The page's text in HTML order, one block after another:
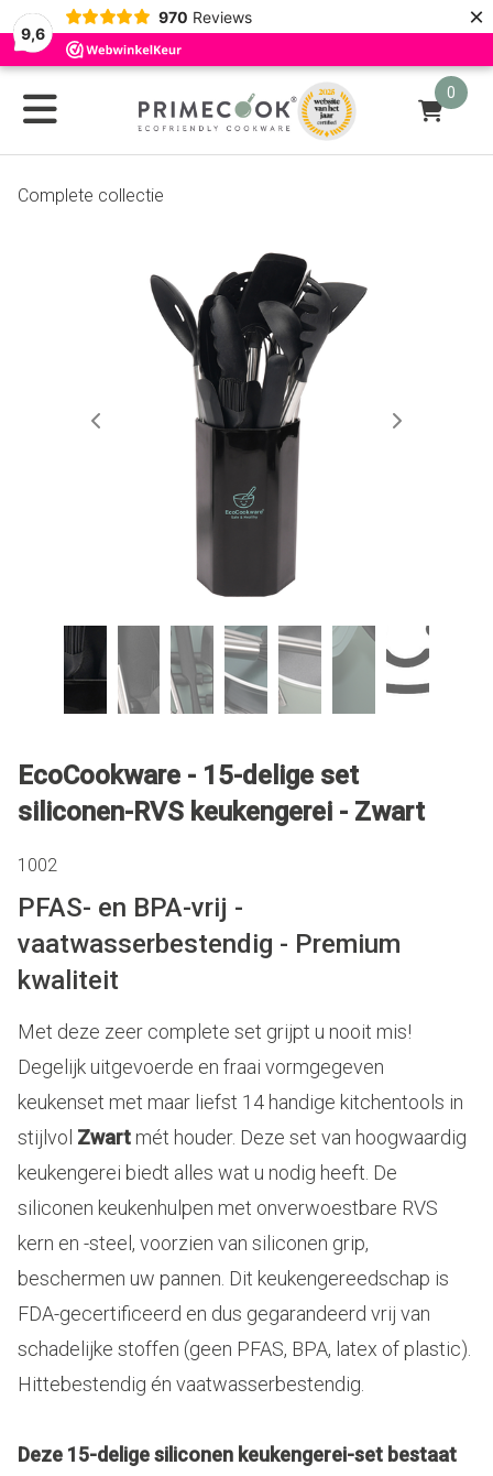
9,6
970 Reviews ×
0
Complete collectie
EcoCookware - 15-delige set
siliconen-RVS keukengerei - Zwart
1002
PFAS- en BPA-vrij -
vaatwasserbestendig - Premium
kwaliteit
Met deze zeer complete set grijpt u nooit mis!
Degelijk uitgevoerde en fraai vormgegeven
keukenset met maar liefst 14 handige kitchentools in
stijlvol Zwart mét houder. Deze set van hoogwaardig
keukengerei biedt alles wat u nodig heeft. De
siliconen keukenhulpen met onverwoestbare RVS
kern en -steel, voorzien van siliconen grip,
beschermen uw pannen. Dit keukengereedschap is
FDA-gecertificeerd en dus gegarandeerd vrij van
schadelijke stoffen (geen PFAS, BPA, latex of plastic).
Hittebestendig én vaatwasserbestendig.
Deze 15-delige siliconen keukengerei-set bestaat